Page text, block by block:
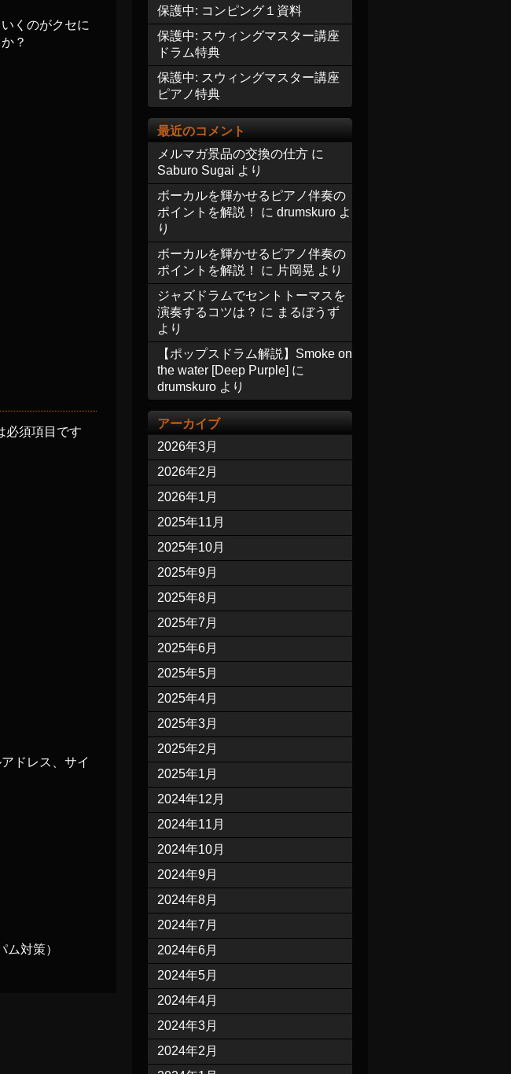
くのがクセに
？
必須項目です
ドレス、サイ
対策）
保護中: コンピング１資料
保護中: スウィングマスター講座
ドラム特典
保護中: スウィングマスター講座
ピアノ特典
最近のコメント
メルマガ景品の交換の仕方 に
Saburo Sugai より
ボーカルを輝かせるピアノ伴奏の
ポイントを解説！
に drumskuro よ
り
ボーカルを輝かせるピアノ伴奏の
ポイントを解説！
に 片岡晃 より
ジャズドラムでセントトーマスを
演奏するコツは？ に まるぼうず
より
【ポップスドラム解説】Smoke on
the water [Deep Purple] に
drumskuro より
アーカイブ
2026年3月
2026年2月
2026年1月
2025年11月
2025年10月
2025年9月
2025年8月
2025年7月
2025年6月
2025年5月
2025年4月
2025年3月
2025年2月
2025年1月
2024年12月
2024年11月
2024年10月
2024年9月
2024年8月
2024年7月
2024年6月
2024年5月
2024年4月
2024年3月
2024年2月